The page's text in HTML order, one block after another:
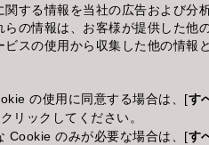
・休日を除く 9:00-12:00 / 13:00-
※年末年始休業；12/30~1/4
関する情報を当社の広告および分
らの情報は、お客様が提供した他
ビスの使用から収集した他の情報
の使用に同意する場合は、[す
リックしてください。
Cookie のみが必要な場合は、[す